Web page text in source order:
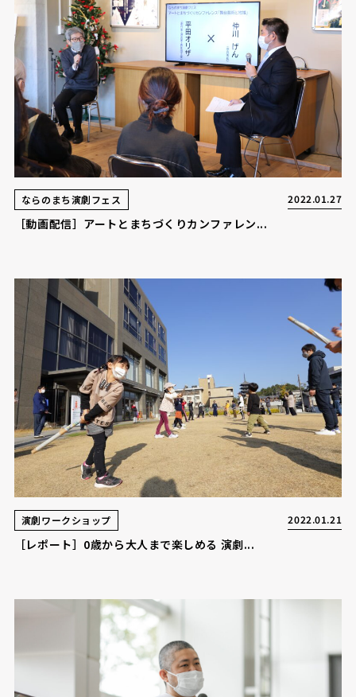
ならのまち演劇フェス 2022.01.27
［動画配信］アートとまちづくりカンファレン...
演劇ワークショップ 2022.01.21
［レポート］0歳から大人まで楽しめる 演劇...